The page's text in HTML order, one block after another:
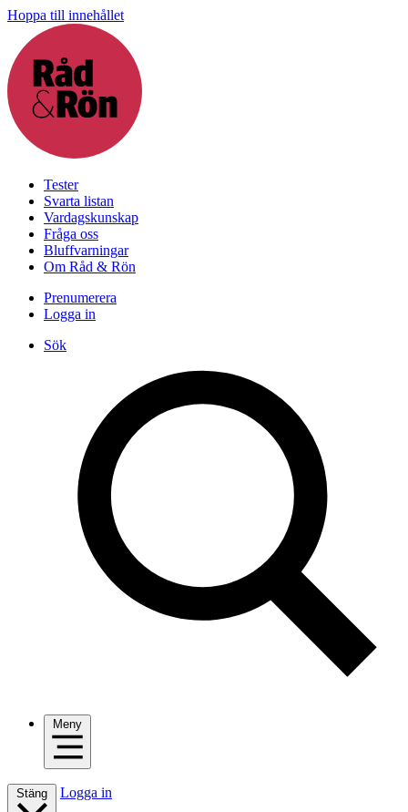
Hoppa till innehållet
Tester
Svarta listan
Vardagskunskap
Fråga oss
Bluffvarningar
Om Råd & Rön
Prenumerera
Logga in
Sök
Meny
Stäng Logga in